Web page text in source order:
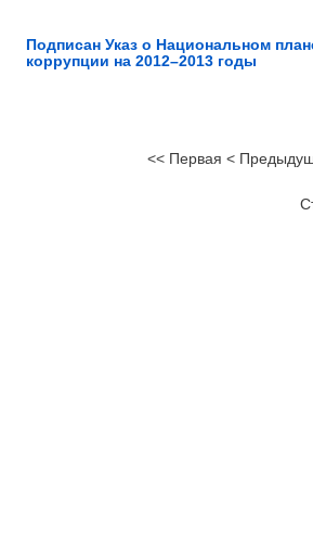
Подписан Указ о Национальном
коррупции на 2012–2013 годы
<< Первая <